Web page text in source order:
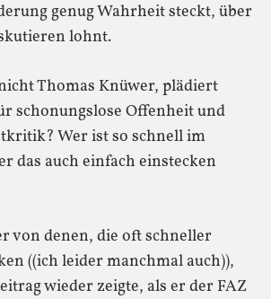
genug Wahrheit steckt, über
lohnt.
Thomas Knüwer, plädiert
schonungslose Offenheit und
Wer ist so schnell im
das auch einfach einstecken
von denen, die oft schneller
((ich leider manchmal auch)),
wieder zeigte, als er der FAZ